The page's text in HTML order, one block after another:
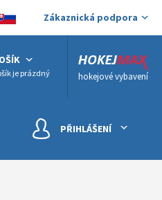
Zákaznická podpora
hokejové vybavení
je prázdný
PŘIHLÁŠENÍ